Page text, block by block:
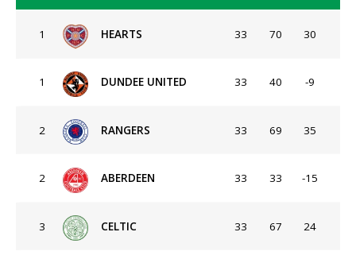
1 HEARTS 33 70 30
1 DUNDEE UNITED 33 40 -9
2 RANGERS 33 69 35
2 ABERDEEN 33 33 -15
3 CELTIC 33 67 24